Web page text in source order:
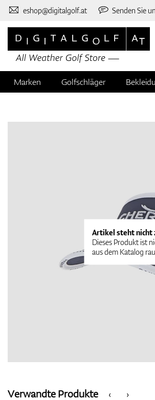
eshop@digitalgolf.at Senden Sie
Marken Golfschläger
Artikel steht nicht
Dieses Produkt ist
aus dem Katalog
‹
Verwandte Produkte ›